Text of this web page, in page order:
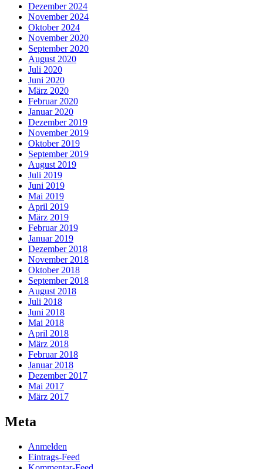
Dezember 2024
November 2024
Oktober 2024
November 2020
September 2020
August 2020
Juli 2020
Juni 2020
März 2020
Februar 2020
Januar 2020
Dezember 2019
November 2019
Oktober 2019
September 2019
August 2019
Juli 2019
Juni 2019
Mai 2019
April 2019
März 2019
Februar 2019
Januar 2019
Dezember 2018
November 2018
Oktober 2018
September 2018
August 2018
Juli 2018
Juni 2018
Mai 2018
April 2018
März 2018
Februar 2018
Januar 2018
Dezember 2017
Mai 2017
März 2017
Meta
Anmelden
Eintrags-Feed